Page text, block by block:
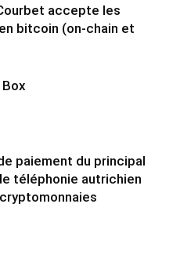
accepte les
bitcoin (on-chain et
paiement du principal
téléphonie autrichien